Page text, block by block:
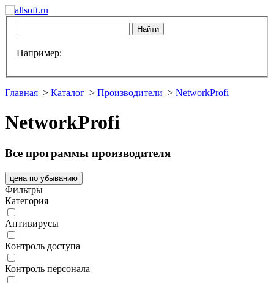
Например:
Главная > Каталог > Производители > NetworkProfi
NetworkProfi
Все программы производителя
цена по убыванию
Фильтры
Категория
Антивирусы
Контроль доступа
Контроль персонала